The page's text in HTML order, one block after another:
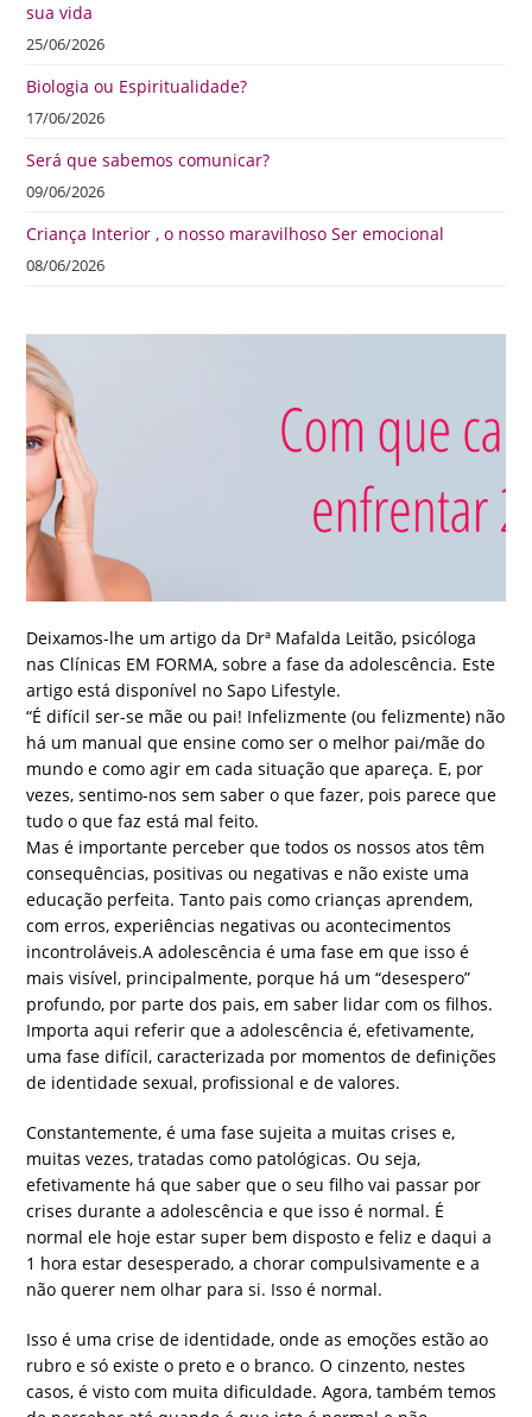
sua vida
25/06/2026
Biologia ou Espiritualidade?
17/06/2026
Será que sabemos comunicar?
09/06/2026
Criança Interior , o nosso maravilhoso Ser emocional
08/06/2026
Deixamos-lhe um artigo da Drª Mafalda Leitão, psicóloga
nas Clínicas EM FORMA, sobre a fase da adolescência. Este
artigo está disponível no Sapo Lifestyle.
“É difícil ser-se mãe ou pai! Infelizmente (ou felizmente) não
há um manual que ensine como ser o melhor pai/mãe do
mundo e como agir em cada situação que apareça. E, por
vezes, sentimo-nos sem saber o que fazer, pois parece que
tudo o que faz está mal feito.
Mas é importante perceber que todos os nossos atos têm
consequências, positivas ou negativas e não existe uma
educação perfeita. Tanto pais como crianças aprendem,
com erros, experiências negativas ou acontecimentos
incontroláveis.A adolescência é uma fase em que isso é
mais visível, principalmente, porque há um “desespero”
profundo, por parte dos pais, em saber lidar com os filhos.
Importa aqui referir que a adolescência é, efetivamente,
uma fase difícil, caracterizada por momentos de definições
de identidade sexual, profissional e de valores.
Constantemente, é uma fase sujeita a muitas crises e,
muitas vezes, tratadas como patológicas. Ou seja,
efetivamente há que saber que o seu filho vai passar por
crises durante a adolescência e que isso é normal. É
normal ele hoje estar super bem disposto e feliz e daqui a
1 hora estar desesperado, a chorar compulsivamente e a
não querer nem olhar para si. Isso é normal.
Isso é uma crise de identidade, onde as emoções estão ao
rubro e só existe o preto e o branco. O cinzento, nestes
casos, é visto com muita dificuldade. Agora, também temos